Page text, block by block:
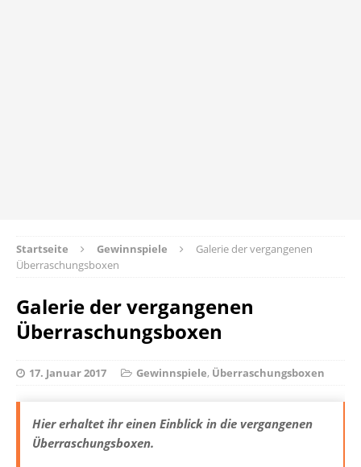
Startseite Gewinnspiele
Galerie der vergangenen
Überraschungsboxen
Galerie der vergangenen
Überraschungsboxen
17. Januar 2017 Gewinnspiele, Überraschungsboxen
Hier erhaltet ihr einen Einblick in die vergangenen
Überraschungsboxen.